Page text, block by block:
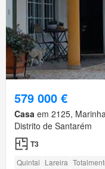
579 000 €
Casa em 2125,
Distrito de Santarém
T3
Quintal Lareira